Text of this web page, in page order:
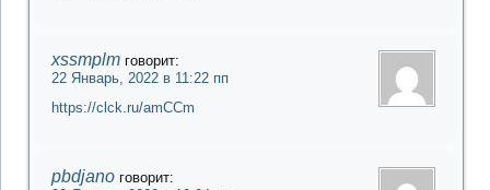
xssmplm говорит:
22 Январь, 2022 в 11:22 пп
https://clck.ru/amCCm
pbdjano говорит: